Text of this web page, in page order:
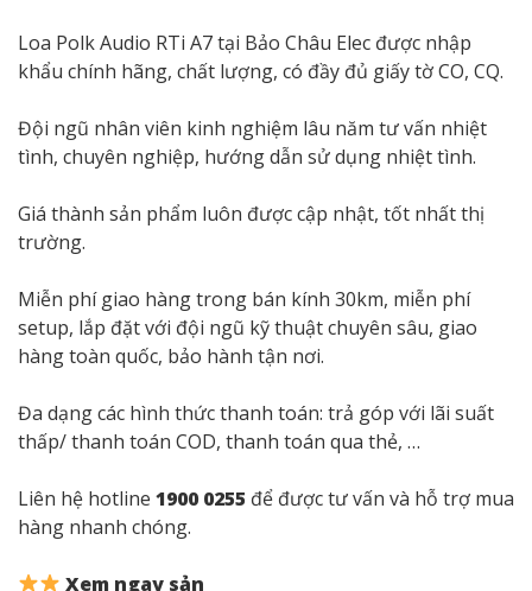
Loa Polk Audio RTi A7 tại Bảo Châu Elec được nhập
khẩu chính hãng, chất lượng, có đầy đủ giấy tờ CO, CQ.
Đội ngũ nhân viên kinh nghiệm lâu năm tư vấn nhiệt
tình, chuyên nghiệp, hướng dẫn sử dụng nhiệt tình.
Giá thành sản phẩm luôn được cập nhật, tốt nhất thị
trường.
Miễn phí giao hàng trong bán kính 30km, miễn phí
setup, lắp đặt với đội ngũ kỹ thuật chuyên sâu, giao
hàng toàn quốc, bảo hành tận nơi.
Đa dạng các hình thức thanh toán: trả góp với lãi suất
thấp/ thanh toán COD, thanh toán qua thẻ, …
Liên hệ hotline 1900 0255 để được tư vấn và hỗ trợ mua
hàng nhanh chóng.
Xem ngay sản